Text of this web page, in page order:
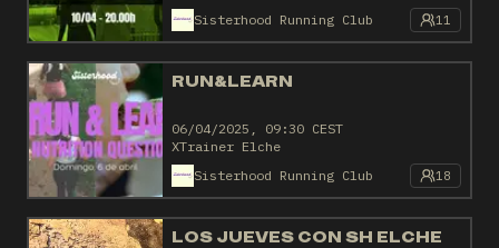
Sisterhood Running Club
11
RUN&LEARN
06/04/2025, 09:30 CEST
XTrainer Elche
Sisterhood Running Club
18
LOS JUEVES CON SH ELCHE